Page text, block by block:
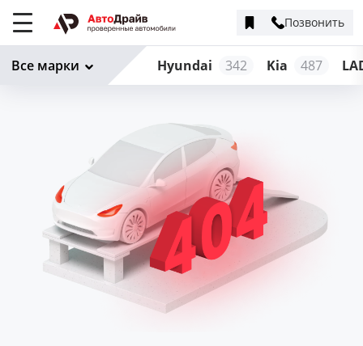
Позвонить
Hyundai 342 Kia 487
Все марки